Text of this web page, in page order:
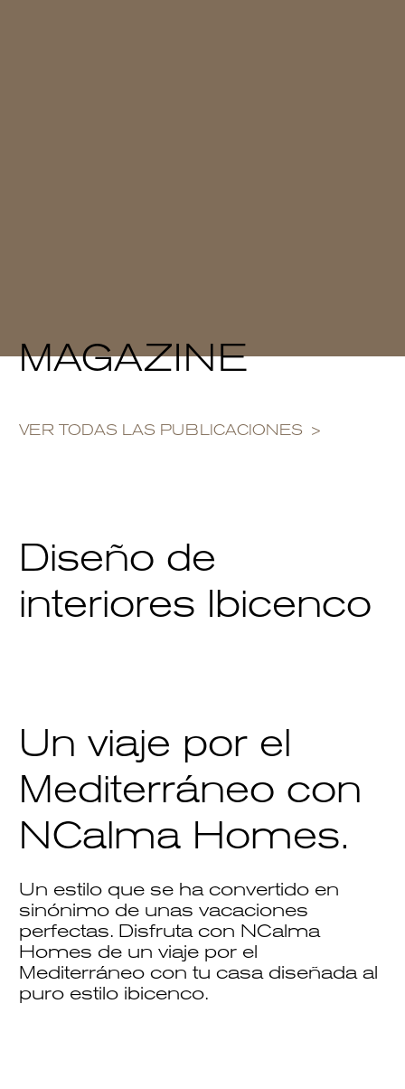
MAGAZINE
VER TODAS LAS PUBLICACIONES
Diseño de
interiores Ibicenco
Un viaje por el
Mediterráneo con
NCalma Homes.
Un estilo que se ha convertido en
sinónimo de unas vacaciones
perfectas. Disfruta con NCalma
Homes de un viaje por el
Mediterráneo con tu casa diseñada al
puro estilo ibicenco.